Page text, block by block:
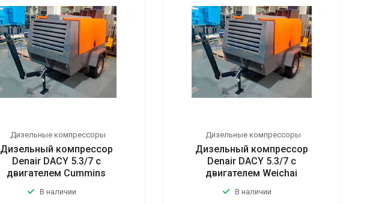
Дизельные компрессоры
Дизельный компрессор
Denair DACY 5.3/7 с
двигателем Cummins
В наличии
Дизельные компрессоры
Дизельный компрессор
Denair DACY 5.3/7 с
двигателем Weichai
В наличии